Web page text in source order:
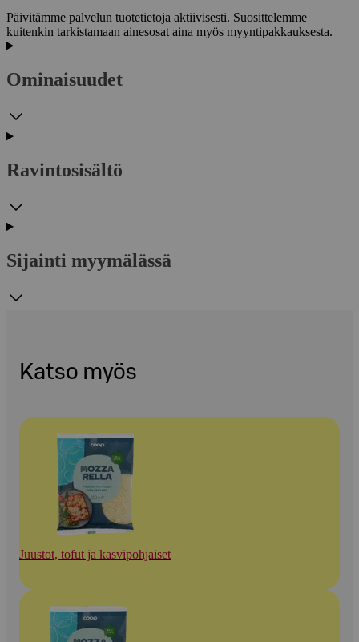
Päivitämme palvelun tuotetietoja aktiivisesti. Suosittelemme
kuitenkin tarkistamaan ainesosat aina myös myyntipakkauksesta.
Ominaisuudet
Ravintosisältö
Sijainti myymälässä
Katso myös
Juustot, tofut ja kasvipohjaiset